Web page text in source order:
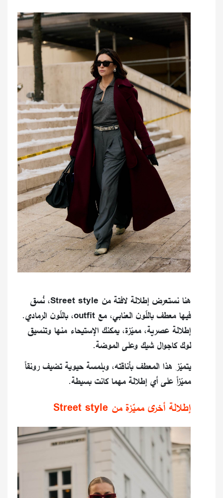
هنا نستعرض إطلالة لافتة من Street style، نُسق
فيها معطف باللّون العنابي، مع outfit، باللّون الرمادي.
إطلالة عصرية، مميّزة، يمكنك الإستيحاء منها وتنسيق
لوك كاجوال شيك وعلى الموضة.
يتميّز هذا المعطف بأناقته، وبلمسة حيوية تضيف رونقاً
مميّزاً على أي إطلالة مهما كانت بسيطة.
إطلالة أخرى مميّزة من Street style